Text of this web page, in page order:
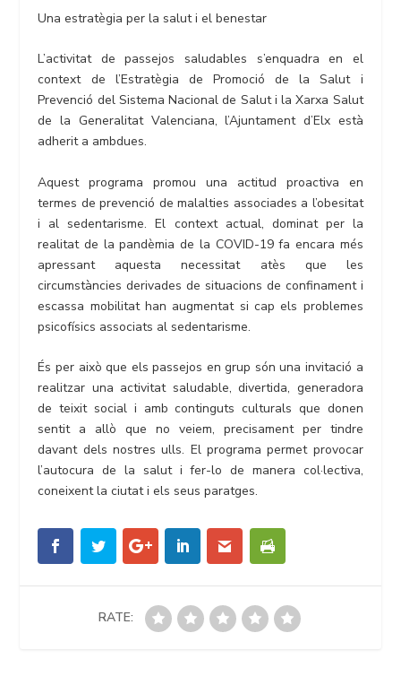
Una estratègia per la salut i el benestar
L’activitat de passejos saludables s’enquadra en el
context de l’Estratègia de Promoció de la Salut i
Prevenció del Sistema Nacional de Salut i la Xarxa Salut
de la Generalitat Valenciana, l’Ajuntament d’Elx està
adherit a ambdues.
Aquest programa promou una actitud proactiva en
termes de prevenció de malalties associades a l’obesitat
i al sedentarisme. El context actual, dominat per la
realitat de la pandèmia de la COVID-19 fa encara més
apressant aquesta necessitat atès que les
circumstàncies derivades de situacions de confinament i
escassa mobilitat han augmentat si cap els problemes
psicofísics associats al sedentarisme.
És per això que els passejos en grup són una invitació a
realitzar una activitat saludable, divertida, generadora
de teixit social i amb continguts culturals que donen
sentit a allò que no veiem, precisament per tindre
davant dels nostres ulls. El programa permet provocar
l’autocura de la salut i fer-lo de manera col·lectiva,
coneixent la ciutat i els seus paratges.
RATE: